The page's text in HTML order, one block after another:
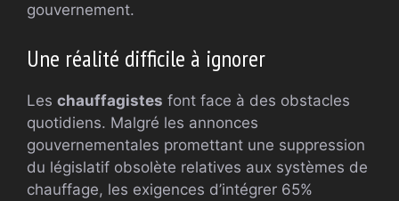
gouvernement.
Une réalité difficile à ignorer
Les chauffagistes font face à des obstacles
quotidiens. Malgré les annonces
gouvernementales promettant une suppression
du législatif obsolète relatives aux systèmes de
chauffage, les exigences d’intégrer 65%